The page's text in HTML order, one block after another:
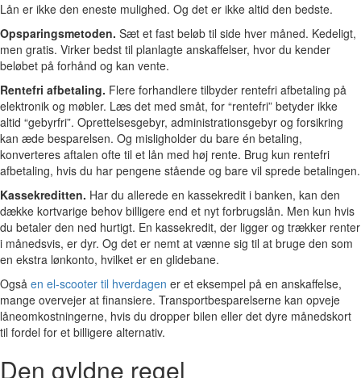
Lån er ikke den eneste mulighed. Og det er ikke altid den bedste.
Opsparingsmetoden. Sæt et fast beløb til side hver måned. Kedeligt,
men gratis. Virker bedst til planlagte anskaffelser, hvor du kender
beløbet på forhånd og kan vente.
Rentefri afbetaling. Flere forhandlere tilbyder rentefri afbetaling på
elektronik og møbler. Læs det med småt, for “rentefri” betyder ikke
altid “gebyrfri”. Oprettelsesgebyr, administrationsgebyr og forsikring
kan æde besparelsen. Og misligholder du bare én betaling,
konverteres aftalen ofte til et lån med høj rente. Brug kun rentefri
afbetaling, hvis du har pengene stående og bare vil sprede betalingen.
Kassekreditten. Har du allerede en kassekredit i banken, kan den
dække kortvarige behov billigere end et nyt forbrugslån. Men kun hvis
du betaler den ned hurtigt. En kassekredit, der ligger og trækker renter
i månedsvis, er dyr. Og det er nemt at vænne sig til at bruge den som
en ekstra lønkonto, hvilket er en glidebane.
Også en el-scooter til hverdagen er et eksempel på en anskaffelse,
mange overvejer at finansiere. Transportbesparelserne kan opveje
låneomkostningerne, hvis du dropper bilen eller det dyre månedskort
til fordel for et billigere alternativ.
Den gyldne regel